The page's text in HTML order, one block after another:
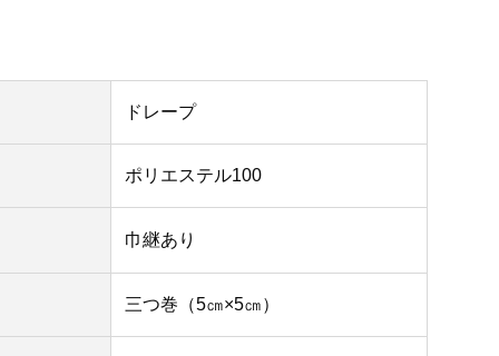
ドレープ
ポリエステル100
巾継あり
三つ巻（5㎝×5㎝）